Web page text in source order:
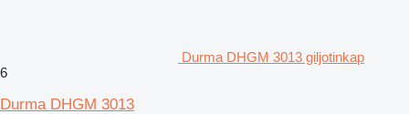
Durma DHGM 3013 giljotinkap
6
Durma DHGM 3013